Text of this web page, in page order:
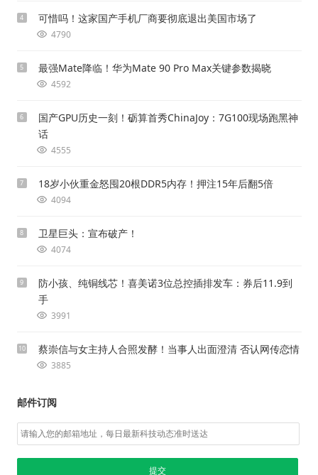
4 可惜吗！这家国产手机厂商要彻底退出美国市场了
4790
5 最强Mate降临！华为Mate 90 Pro Max关键参数揭晓
4592
6
国产GPU历史一刻！砺算首秀ChinaJoy：7G100现场跑黑神
话
4555
7 18岁小伙重金怒囤20根DDR5内存！押注15年后翻5倍
4094
8 卫星巨头：宣布破产！
4074
9
防小孩、纯铜线芯！喜美诺3位总控插排发车：券后11.9到
手
3991
10 蔡崇信与女主持人合照发酵！当事人出面澄清 否认网传恋情
3885
邮件订阅